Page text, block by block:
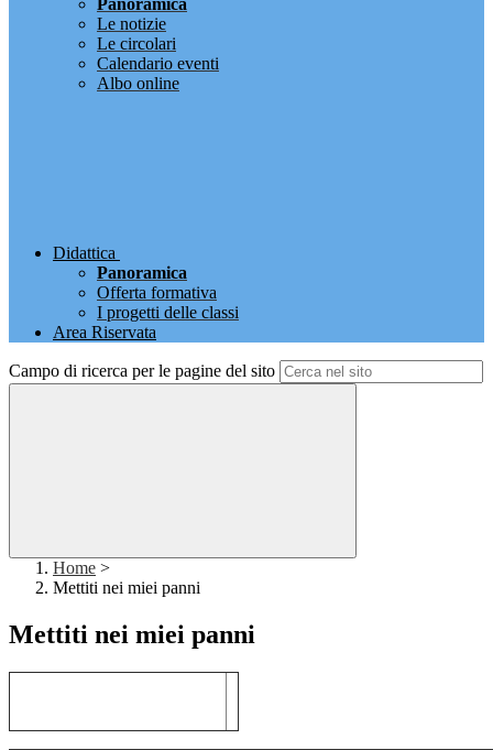
Panoramica
Le notizie
Le circolari
Calendario eventi
Albo online
Didattica
Panoramica
Offerta formativa
I progetti delle classi
Area Riservata
Campo di ricerca per le pagine del sito
Home >
Mettiti nei miei panni
Mettiti nei miei panni